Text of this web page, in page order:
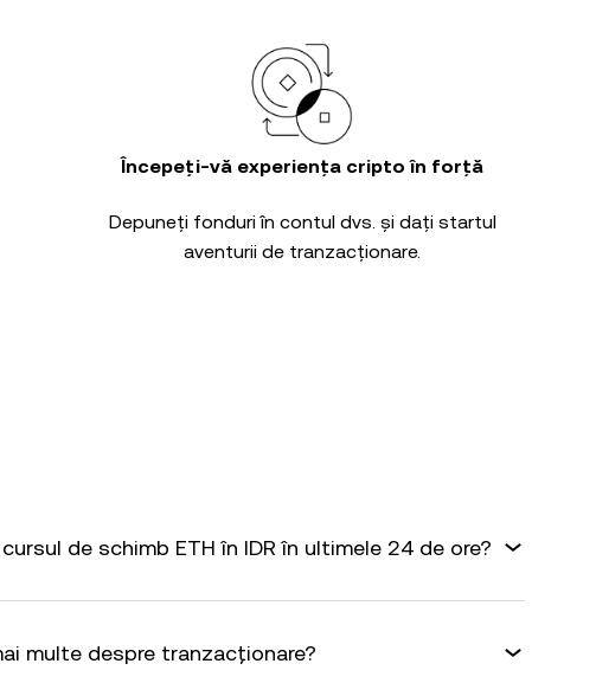
Începeți-vă experiența cripto în forță
Depuneți fonduri în contul dvs. și dați startul
aventurii de tranzacționare.
de schimb ETH în IDR în ultimele 24 de ore?
multe despre tranzacționare?